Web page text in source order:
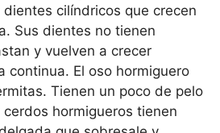
cilíndricos que crecen
Sus dientes no tienen
y vuelven a crecer
continua. El oso hormiguero
Tienen un poco de pelo
hormigueros tienen